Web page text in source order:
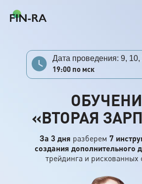
«ВТОРАЯ
За 3 дня разберем 7
создания дополнительного
трейдинга и рискованных
Дата проведения: 9, 10,
19:00 по мск